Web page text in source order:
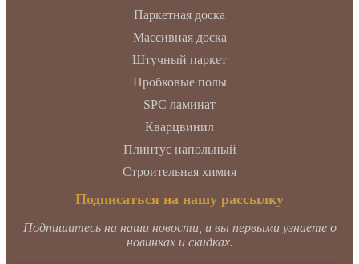
Паркетная доска
Массивная доска
Штучный паркет
Пробковые полы
SPC ламинат
Кварцвинил
Плинтус напольный
Строительная химия
Подписаться на нашу рассылку
Подпишитесь на наши новости, и вы первыми узнаете о
новинках и скидках.